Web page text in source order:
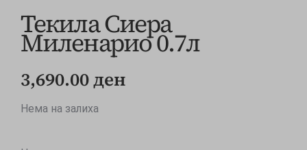
Текила Сиера
Миленарио 0.7л
3,690.00ден
Нема на залиха